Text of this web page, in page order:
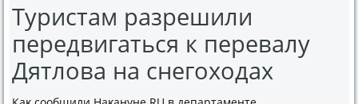
Туристам разрешили
передвигаться к перевалу
Дятлова на снегоходах